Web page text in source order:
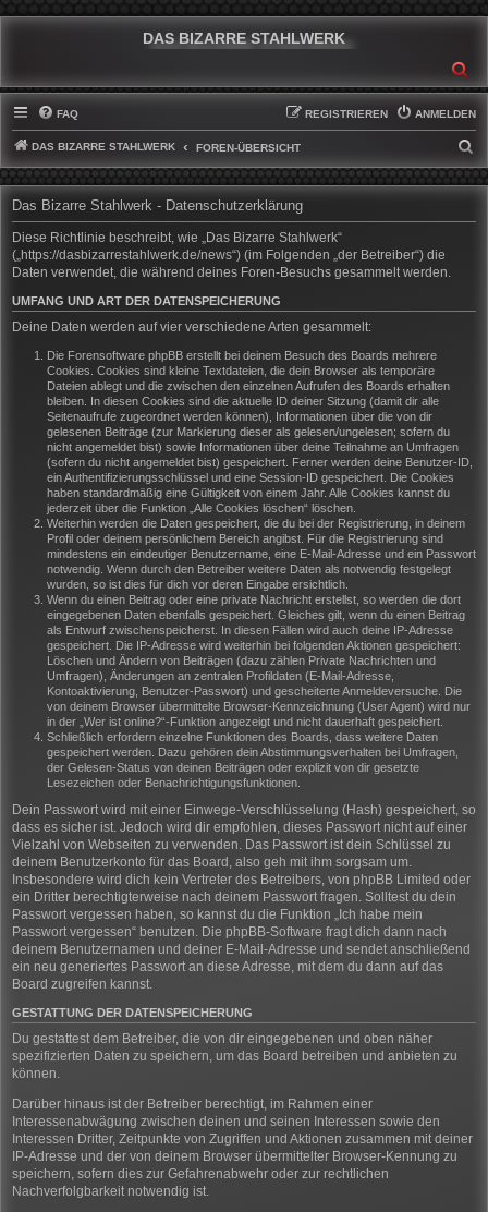
DAS BIZARRE STAHLWERK
FAQ ANMELDEN
REGISTRIEREN
DAS BIZARRE STAHLWERK FOREN-ÜBERSICHT
U
H
Das Bizarre Stahlwerk - Datenschutzerklärung
Diese Richtlinie beschreibt, wie „Das Bizarre Stahlwerk“
(„https://dasbizarrestahlwerk.de/news“) (im Folgenden „der Betreiber“) die
Daten verwendet, die während deines Foren-Besuchs gesammelt werden.
UMFANG UND ART DER DATENSPEICHERUNG
Deine Daten werden auf vier verschiedene Arten gesammelt:
Die Forensoftware phpBB erstellt bei deinem Besuch des Boards mehrere
Cookies. Cookies sind kleine Textdateien, die dein Browser als temporäre
Dateien ablegt und die zwischen den einzelnen Aufrufen des Boards erhalten
bleiben. In diesen Cookies sind die aktuelle ID deiner Sitzung (damit dir alle
Seitenaufrufe zugeordnet werden können), Informationen über die von dir
gelesenen Beiträge (zur Markierung dieser als gelesen/ungelesen; sofern du
nicht angemeldet bist) sowie Informationen über deine Teilnahme an Umfragen
(sofern du nicht angemeldet bist) gespeichert. Ferner werden deine Benutzer-ID,
ein Authentifizierungsschlüssel und eine Session-ID gespeichert. Die Cookies
haben standardmäßig eine Gültigkeit von einem Jahr. Alle Cookies kannst du
jederzeit über die Funktion „Alle Cookies löschen“ löschen.
Weiterhin werden die Daten gespeichert, die du bei der Registrierung, in deinem
Profil oder deinem persönlichem Bereich angibst. Für die Registrierung sind
mindestens ein eindeutiger Benutzername, eine E-Mail-Adresse und ein Passwort
notwendig. Wenn durch den Betreiber weitere Daten als notwendig festgelegt
wurden, so ist dies für dich vor deren Eingabe ersichtlich.
Wenn du einen Beitrag oder eine private Nachricht erstellst, so werden die dort
eingegebenen Daten ebenfalls gespeichert. Gleiches gilt, wenn du einen Beitrag
als Entwurf zwischenspeicherst. In diesen Fällen wird auch deine IP-Adresse
gespeichert. Die IP-Adresse wird weiterhin bei folgenden Aktionen gespeichert:
Löschen und Ändern von Beiträgen (dazu zählen Private Nachrichten und
Umfragen), Änderungen an zentralen Profildaten (E-Mail-Adresse,
Kontoaktivierung, Benutzer-Passwort) und gescheiterte Anmeldeversuche. Die
von deinem Browser übermittelte Browser-Kennzeichnung (User Agent) wird nur
in der „Wer ist online?“-Funktion angezeigt und nicht dauerhaft gespeichert.
Schließlich erfordern einzelne Funktionen des Boards, dass weitere Daten
gespeichert werden. Dazu gehören dein Abstimmungsverhalten bei Umfragen,
der Gelesen-Status von deinen Beiträgen oder explizit von dir gesetzte
Lesezeichen oder Benachrichtigungsfunktionen.
Dein Passwort wird mit einer Einwege-Verschlüsselung (Hash) gespeichert, so
dass es sicher ist. Jedoch wird dir empfohlen, dieses Passwort nicht auf einer
Vielzahl von Webseiten zu verwenden. Das Passwort ist dein Schlüssel zu
deinem Benutzerkonto für das Board, also geh mit ihm sorgsam um.
Insbesondere wird dich kein Vertreter des Betreibers, von phpBB Limited oder
ein Dritter berechtigterweise nach deinem Passwort fragen. Solltest du dein
Passwort vergessen haben, so kannst du die Funktion „Ich habe mein
Passwort vergessen“ benutzen. Die phpBB-Software fragt dich dann nach
deinem Benutzernamen und deiner E-Mail-Adresse und sendet anschließend
ein neu generiertes Passwort an diese Adresse, mit dem du dann auf das
Board zugreifen kannst.
GESTATTUNG DER DATENSPEICHERUNG
Du gestattest dem Betreiber, die von dir eingegebenen und oben näher
spezifizierten Daten zu speichern, um das Board betreiben und anbieten zu
können.
Darüber hinaus ist der Betreiber berechtigt, im Rahmen einer
Interessenabwägung zwischen deinen und seinen Interessen sowie den
Interessen Dritter, Zeitpunkte von Zugriffen und Aktionen zusammen mit deiner
IP-Adresse und der von deinem Browser übermittelter Browser-Kennung zu
speichern, sofern dies zur Gefahrenabwehr oder zur rechtlichen
Nachverfolgbarkeit notwendig ist.